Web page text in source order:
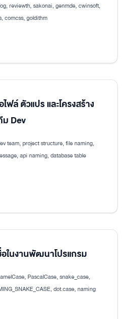
reviewth, sakonai, genmde, cwinsoft,
comcss, goldithm
ฟล์ ตัวแปร และโครงสร้าง
ม Dev
team, project structure, file naming,
api naming, database table
ในงานพัฒนาโปรแกรม
PascalCase, snake_case,
dot.case, naming